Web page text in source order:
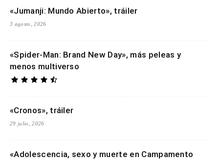
«Jumanji: Mundo Abierto», tráiler
3 agosto, 2026
«Spider-Man: Brand New Day», más peleas y
menos multiverso
«Cronos», tráiler
29 julio, 2026
«Adolescencia, sexo y muerte en Campamento